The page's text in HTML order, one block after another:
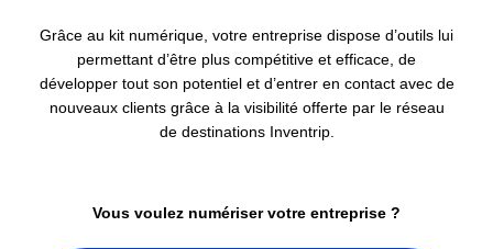
Grâce au kit numérique, votre entreprise dispose d’outils lui
permettant d’être plus compétitive et efficace, de
développer tout son potentiel et d’entrer en contact avec de
nouveaux clients grâce à la visibilité offerte par le réseau
de destinations Inventrip.
Vous voulez numériser votre entreprise ?